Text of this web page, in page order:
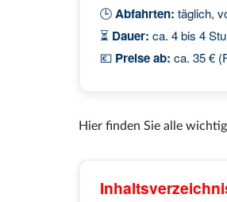
🕒Abfahrten: täglich,
⏳ Dauer: ca. 4 bis 4
💶 Preise ab: ca. 35 €
Hier finden Sie alle